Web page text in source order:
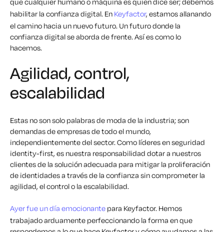
habilitar la confianza digital. En Keyfactor, estamos allanando
el camino hacia un nuevo futuro. Un futuro donde la
confianza digital se aborda de frente. Así es como lo
hacemos.
Agilidad, control,
escalabilidad
Estas no son solo palabras de moda de la industria; son
demandas de empresas de todo el mundo,
independientemente del sector. Como líderes en seguridad
identity-first, es nuestra responsabilidad dotar a nuestros
clientes de la solución adecuada para mitigar la proliferación
de identidades a través de la confianza sin comprometer la
agilidad, el control o la escalabilidad.
Ayer fue un día emocionante para Keyfactor. Hemos
trabajado arduamente perfeccionando la forma en que